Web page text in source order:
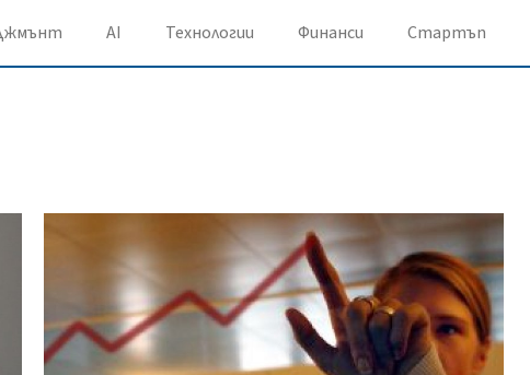
AI Технологии Финанси Стартъп